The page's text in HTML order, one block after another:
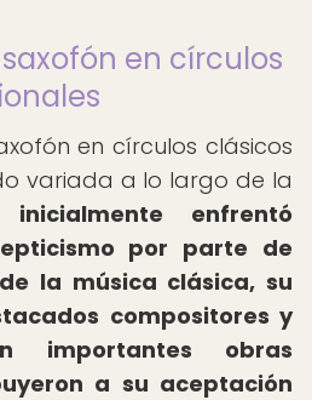
en círculos
en círculos clásicos
variada a lo largo de la
inicialmente enfrentó
por parte de
la música clásica, su
compositores y
importantes obras
a su aceptación